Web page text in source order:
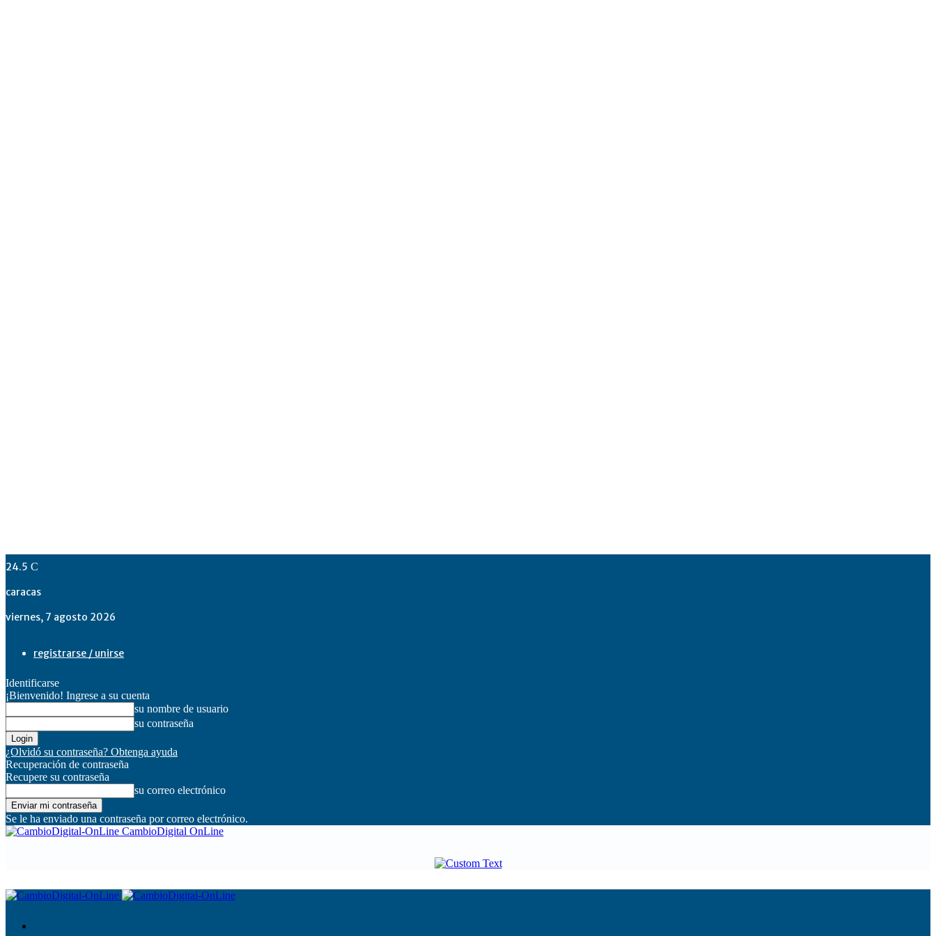
24.5 C
caracas
viernes, 7 agosto 2026
registrarse / unirse
Identificarse
¡Bienvenido! Ingrese a su cuenta
su nombre de usuario
su contraseña
¿Olvidó su contraseña? Obtenga ayuda
Recuperación de contraseña
Recupere su contraseña
su correo electrónico
Se le ha enviado una contraseña por correo electrónico.
CambioDigital OnLine